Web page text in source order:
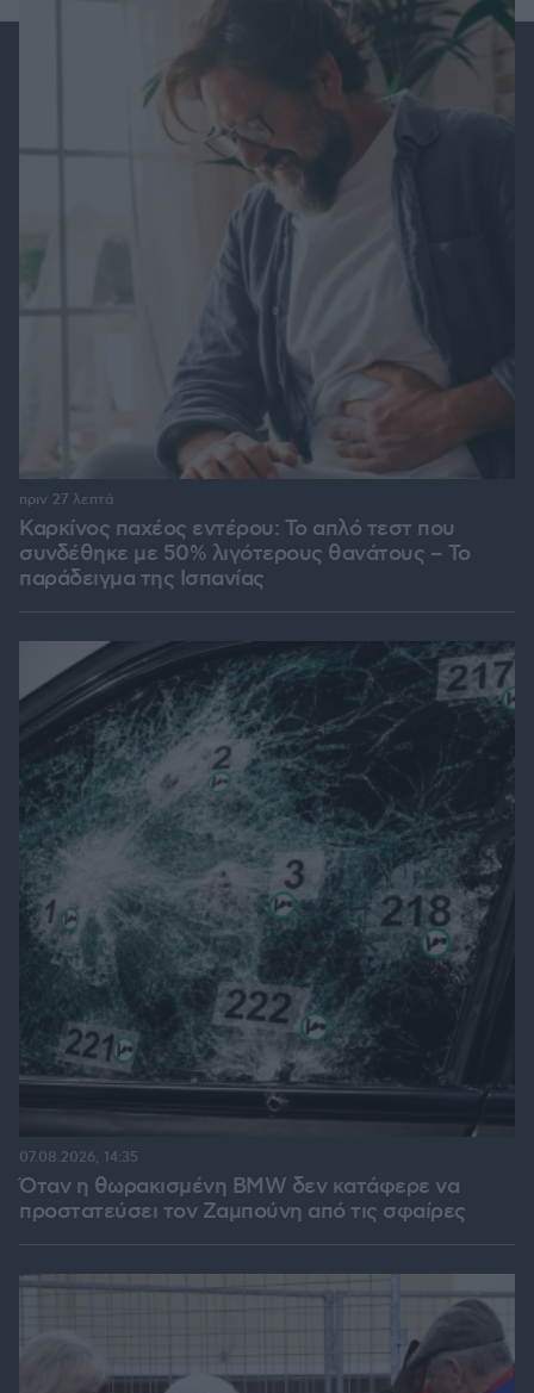
Καρκίνος παχέος εντέρου: Το απλό τεστ που
συνδέθηκε με 50% λιγότερους θανάτους – Το
παράδειγμα της Ισπανίας
πριν 27 λεπτά
Όταν η θωρακισμένη BMW δεν κατάφερε να
προστατεύσει τον Ζαμπούνη από τις σφαίρες
07.08.2026, 14:35